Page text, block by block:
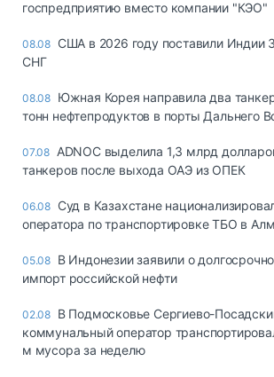
госпредприятию вместо компании "КЭО"
08.08 США в 2026 году поставили Индии
СНГ
08.08 Южная Корея направила два
тонн нефтепродуктов в порты Дальнего
07.08 ADNOC выделила 1,3 млрд
танкеров после выхода ОАЭ из ОПЕК
06.08 Суд в Казахстане
оператора по транспортировке ТБО в
05.08 В Индонезии заявили о
импорт российской нефти
02.08 В Подмосковье Сергиево-
коммунальный оператор
м мусора за неделю